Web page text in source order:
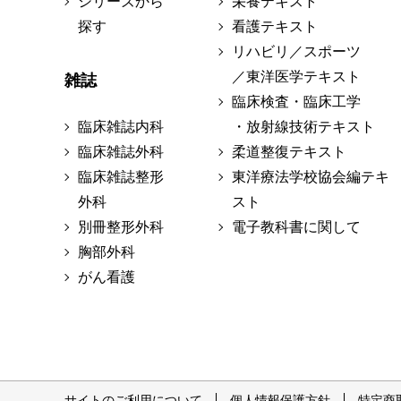
探す
雑誌
臨床雑誌内科
臨床雑誌外科
臨床雑誌整形
外科
別冊整形外科
胸部外科
がん看護
看護テキスト
リハビリ／スポーツ
／東洋医学テキスト
臨床検査・臨床工学
・放射線技術テキスト
柔道整復テキスト
東洋療法学校協会編テキ
スト
電子教科書に関して